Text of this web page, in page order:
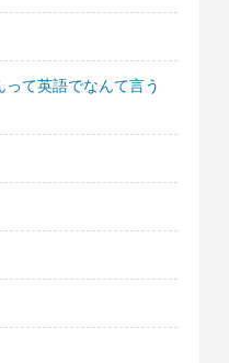
て英語でなんて言う